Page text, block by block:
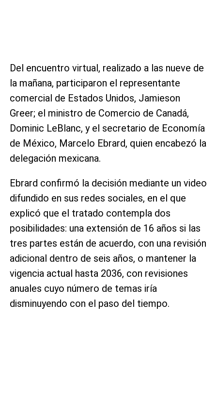
Del encuentro virtual, realizado a las nueve de
la mañana, participaron el representante
comercial de Estados Unidos, Jamieson
Greer; el ministro de Comercio de Canadá,
Dominic LeBlanc, y el secretario de Economía
de México, Marcelo Ebrard, quien encabezó la
delegación mexicana.
Ebrard confirmó la decisión mediante un video
difundido en sus redes sociales, en el que
explicó que el tratado contempla dos
posibilidades: una extensión de 16 años si las
tres partes están de acuerdo, con una revisión
adicional dentro de seis años, o mantener la
vigencia actual hasta 2036, con revisiones
anuales cuyo número de temas iría
disminuyendo con el paso del tiempo.